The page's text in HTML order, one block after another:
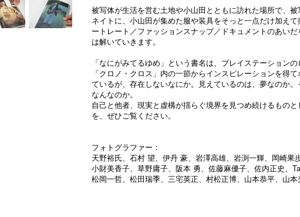
被写体が生活を営む土地や小山田とともに訪れた場所で、
ネイトに、小山田が集めた服や装具をそっと一点だけ加え
ートレート／ファッションスナップ／ドキュメントのあい
は解いていきます。
「なにがみてるゆめ」という書名は、プレイステーション
「クロノ・クロス」内の一節からインスピレーションを得
ているが、存在しないなにか。見えているのは、夢なのか。
なんなのか。
自己と他者、現実と虚構が揺らぐ境界を見つめ続けるもの
を、ぜひご覧ください。
フォトグラファー：
天野裕氏、石村 望、伊丹 豪、岩澤高雄、岩渕一輝、岡崎果
小財美香子、草野庸子、阪本 勇、佐藤麻優子、佐内正史、
松岡一哲、松田瑞季、三宅英正、村松正博、山本恭平、山